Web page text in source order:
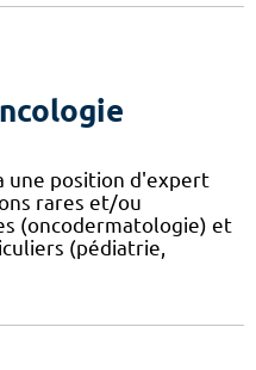
une position d'expert
rares et/ou
(oncodermatologie) et
(pédiatrie,